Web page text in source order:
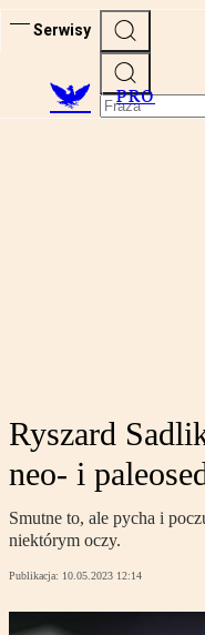
Serwisy
PRO
Ryszard
neo- i
Smutne to, ale pycha i
niektórym oczy.
Publikacja: 10.05.2023 12:14